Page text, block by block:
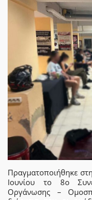
Πραγματοποιήθηκε
Ιουνίου το 8ο
Οργάνωσης –